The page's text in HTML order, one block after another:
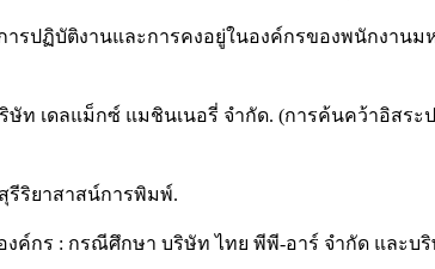
รปฏิบัติงานและการคงอยู่ในองค์กรของพนักงา
ท เดลแม็กซ์ แมชินเนอรี่ จำกัด. (การค้นคว้าอิส
รีริยาสาสน์การพิมพ์.
งค์กร : กรณีศึกษา บริษัท ไทย พีพี-อาร์ จำกัด แล